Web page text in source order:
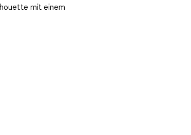
mit einem